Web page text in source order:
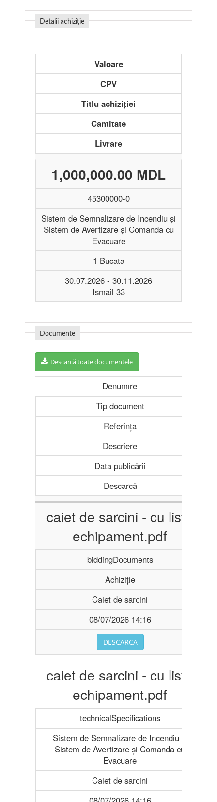
Detalii achiziție
Valoare
CPV
Titlu achiziției
Cantitate
Livrare
1,000,000.00 MDL
45300000-0
Sistem de Semnalizare de Incendiu şi
Sistem de Avertizare şi Comanda cu
Evacuare
1 Bucata
30.07.2026 - 30.11.2026
Ismail 33
Documente
Descarcă toate documentele
Denumire
Tip document
Referința
Descriere
Data publicării
Descarcă
caiet de sarcini - cu lista
echipament.pdf
biddingDocuments
Achiziție
Caiet de sarcini
08/07/2026 14:16
DESCARCA
caiet de sarcini - cu lista
echipament.pdf
technicalSpecifications
Sistem de Semnalizare de Incendiu şi
Sistem de Avertizare şi Comanda cu
Evacuare
Caiet de sarcini